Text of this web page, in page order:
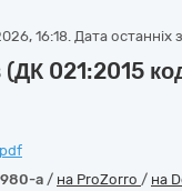
16:18. Дата останніх
(ДК 021:2015
a/ на ProZorro / на